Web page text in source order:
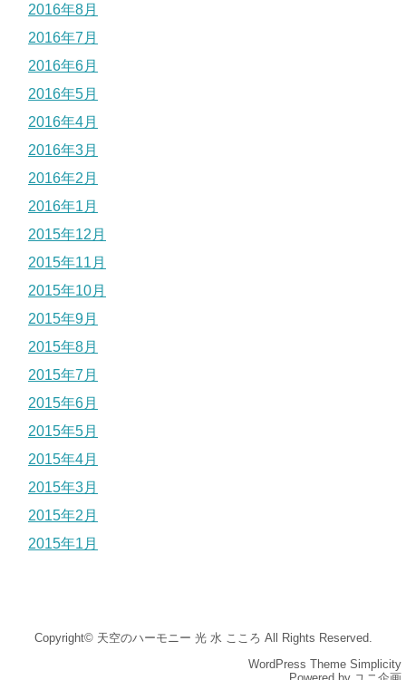
2016年8月
2016年7月
2016年6月
2016年5月
2016年4月
2016年3月
2016年2月
2016年1月
2015年12月
2015年11月
2015年10月
2015年9月
2015年8月
2015年7月
2015年6月
2015年5月
2015年4月
2015年3月
2015年2月
2015年1月
Copyright© 天空のハーモニー 光 水 こころ All Rights Reserved.
WordPress Theme Simplicity